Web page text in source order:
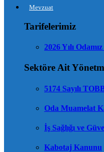
Mevzuat
Tarifelerimiz
2026 Yılı
Sektöre Ait
5174 Sayılı
Oda Muamelat
İş Sağlığı ve
Kabotaj Kanunu